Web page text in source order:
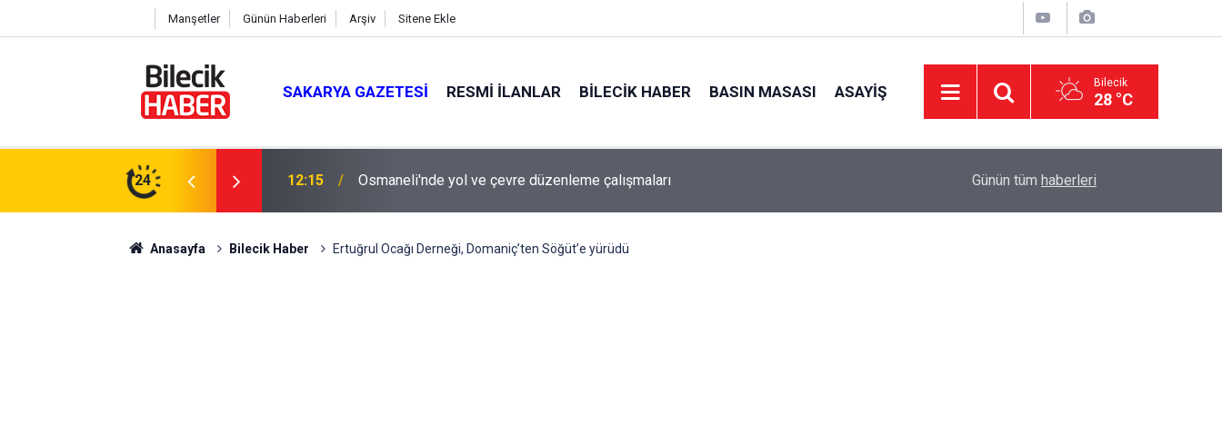
Manşetler Günün Haberleri Arşiv Sitene Ekle
SAKARYA GAZETESI RESMI İLANLAR BILECIK HABER BASIN MASASI ASAYIŞ Bilecik
28 °C
24 12:00 Bilecik boş geçti! 530 Yıllık Gelenek Söğüt’te Yaşatıldı
Günün tüm haberleri
Anasayfa Bilecik Haber Ertuğrul Ocağı Derneği, Domaniç’ten Söğüt’e yürüdü